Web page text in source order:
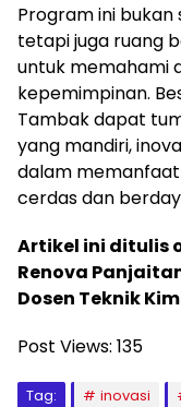
Program ini
tetapi juga ruang
untuk memahami
kepemimpinan.
Tambak dapat
yang mandiri,
dalam
cerdas dan
Artikel ini ditulis
Renova
Dosen Teknik
Post Views: 135
Tag: inovasi